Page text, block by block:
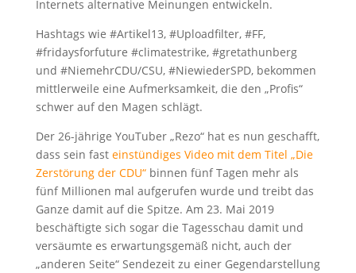
Internets alternative Meinungen entwickeln.
Hashtags wie #Artikel13, #Uploadfilter, #FF,
#fridaysforfuture #climatestrike, #gretathunberg
und #NiemehrCDU/CSU, #NiewiederSPD, bekommen
mittlerweile eine Aufmerksamkeit, die den „Profis“
schwer auf den Magen schlägt.
Der 26-jährige YouTuber „Rezo“ hat es nun geschafft,
dass sein fast einstündiges Video mit dem Titel „Die
Zerstörung der CDU“binnen fünf Tagen mehr als
fünf Millionen mal aufgerufen wurde und treibt das
Ganze damit auf die Spitze. Am 23. Mai 2019
beschäftigte sich sogar die Tagesschau damit und
versäumte es erwartungsgemäß nicht, auch der
„anderen Seite“ Sendezeit zu einer Gegendarstellung